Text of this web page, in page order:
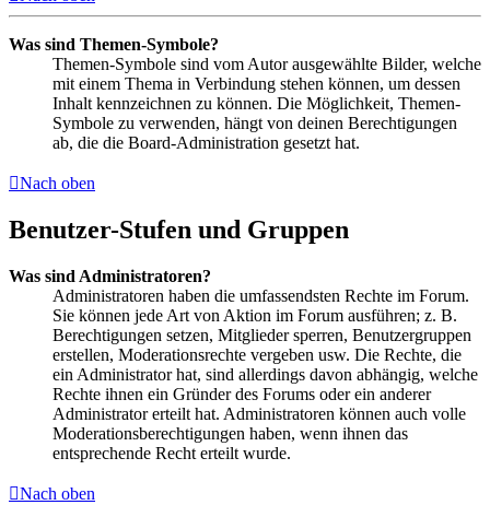
Was sind Themen-Symbole?
Themen-Symbole sind vom Autor ausgewählte Bilder, welche
mit einem Thema in Verbindung stehen können, um dessen
Inhalt kennzeichnen zu können. Die Möglichkeit, Themen-
Symbole zu verwenden, hängt von deinen Berechtigungen
ab, die die Board-Administration gesetzt hat.
Nach oben
Benutzer-Stufen und Gruppen
Was sind Administratoren?
Administratoren haben die umfassendsten Rechte im Forum.
Sie können jede Art von Aktion im Forum ausführen; z. B.
Berechtigungen setzen, Mitglieder sperren, Benutzergruppen
erstellen, Moderationsrechte vergeben usw. Die Rechte, die
ein Administrator hat, sind allerdings davon abhängig, welche
Rechte ihnen ein Gründer des Forums oder ein anderer
Administrator erteilt hat. Administratoren können auch volle
Moderationsberechtigungen haben, wenn ihnen das
entsprechende Recht erteilt wurde.
Nach oben